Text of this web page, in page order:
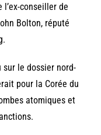
conseiller de
Bolton, réputé
le dossier nord-
pour la Corée du
atomiques et